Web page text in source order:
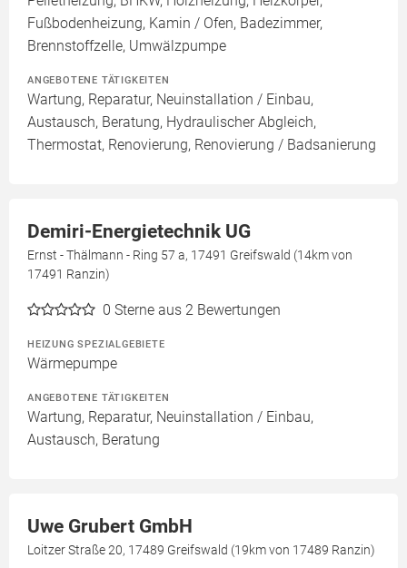
Fußbodenheizung, Kamin / Ofen, Badezimmer,
Brennstoffzelle, Umwälzpumpe
ANGEBOTENE TÄTIGKEITEN
Wartung, Reparatur, Neuinstallation / Einbau,
Austausch, Beratung, Hydraulischer Abgleich,
Thermostat, Renovierung, Renovierung / Badsanierung
Demiri-Energietechnik UG
Ernst - Thälmann - Ring 57 a, 17491 Greifswald (14km von
17491 Ranzin)
0 Sterne aus 2 Bewertungen
HEIZUNG SPEZIALGEBIETE
Wärmepumpe
ANGEBOTENE TÄTIGKEITEN
Wartung, Reparatur, Neuinstallation / Einbau,
Austausch, Beratung
Uwe Grubert GmbH
Loitzer Straße 20, 17489 Greifswald (19km von 17489 Ranzin)